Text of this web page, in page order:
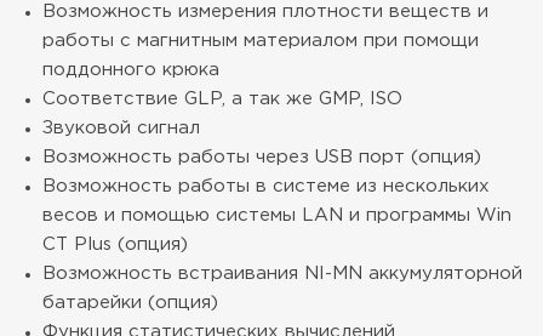
Возможность измерения плотности веществ и
работы с магнитным материалом при помощи
поддонного крюка
Соответствие GLP, а так же GMP, ISO
Звуковой сигнал
Возможность работы через USB порт (опция)
Возможность работы в системе из нескольких
весов и помощью системы LAN и программы Win
CT Plus (опция)
Возможность встраивания NI-MN аккумуляторной
батарейки (опция)
Функция статистических вычислений